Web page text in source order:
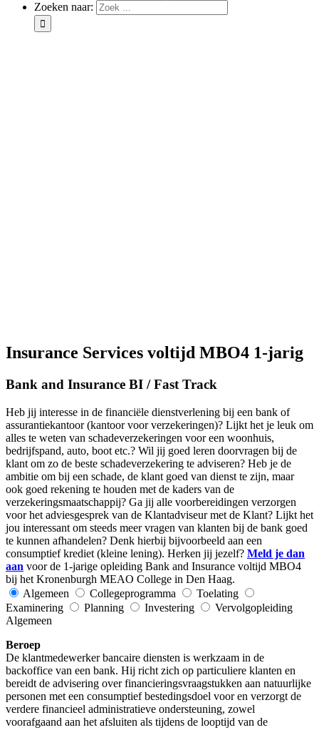
Zoeken naar:
Insurance Services voltijd MBO4 1-jarig
Bank and Insurance BI / Fast Track
Heb jij interesse in de financiële dienstverlening bij een bank of
assurantiekantoor (kantoor voor verzekeringen)? Lijkt het je leuk om
alles te weten van schadeverzekeringen voor een woonhuis,
bedrijfspand, auto, boot etc.? Wil jij goed leren doorvragen bij de
klant om zo de beste schadeverzekering te adviseren? Heb je de
ambitie om bij een schade, de klant goed van dienst te zijn, maar
ook goed rekening te houden met de kaders van de
verzekeringsmaatschappij? Ga jij alle voorbereidingen verzorgen
voor het adviesgesprek van de Klantadviseur met de Klant? Lijkt het
jou interessant om steeds meer vragen van klanten bij de bank goed
te kunnen afhandelen? Denk hierbij bijvoorbeeld aan een
consumptief krediet (kleine lening). Herken jij jezelf? Meld je dan
aan voor de 1-jarige opleiding Bank and Insurance voltijd MBO4
bij het Kronenburgh MEAO College in Den Haag.
Algemeen
Collegeprogramma
Toelating
Examinering
Planning Investering
Vervolgopleiding
Algemeen
Beroep
De klantmedewerker bancaire diensten is werkzaam in de
backoffice van een bank. Hij richt zich op particuliere klanten en
bereidt de advisering over financieringsvraagstukken aan natuurlijke
personen met een consumptief bestedingsdoel voor en verzorgt de
verdere financieel administratieve ondersteuning, zowel
voorafgaand aan het afsluiten als tijdens de looptijd van de